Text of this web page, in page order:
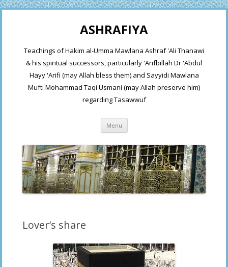
ASHRAFIYA
Teachings of Hakim al-Umma Mawlana Ashraf 'Ali Thanawi
& his spiritual successors, particularly 'Arifbillah Dr 'Abdul
Hayy 'Arifi (may Allah bless them) and Sayyidi Mawlana
Mufti Mohammad Taqi Usmani (may Allah preserve him)
regarding Tasawwuf
Menu Skip
content
Lover’s share